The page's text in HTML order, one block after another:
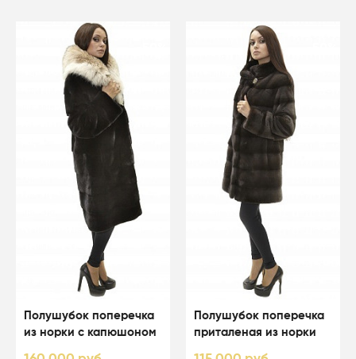
Полушубок поперечка
из норки с капюшоном
Полушубок поперечка
приталеная из норки